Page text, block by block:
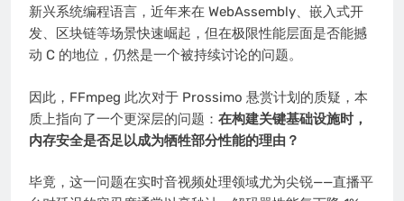
新兴系统编程语言，近年来在 WebAssembly、嵌入式开
发、区块链等场景快速崛起，但在极限性能层面是否能撼
动 C 的地位，仍然是一个被持续讨论的问题。
因此，FFmpeg 此次对于 Prossimo 悬赏计划的质疑，本
质上指向了一个更深层的问题： 在构建关键基础设施时，
内存安全是否足以成为牺牲部分性能的理由？
毕竟，这一问题在实时音视频处理领域尤为尖锐——直播平